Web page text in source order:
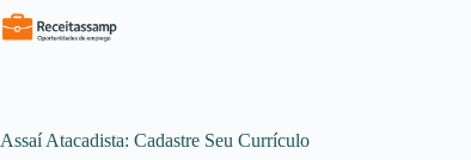
Pular
para
Assaí Atacadista: Cadastre Seu Currículo